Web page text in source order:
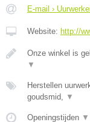
E-mail ›
Website: http://
Onze winkel is
▼
Herstellen
goudsmid, ▼
Openingstijden ▼